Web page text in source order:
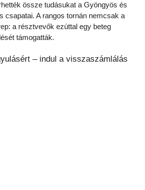
össze tudásukat a Gyöngyös és
csapatai. A rangos tornán nemcsak a
a résztvevők ezúttal egy beteg
támogatták.